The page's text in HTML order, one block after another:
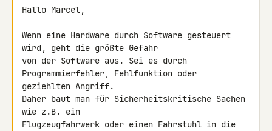
Hallo Marcel,
Wenn eine Hardware durch Software gesteuert
wird, geht die größte Gefahr
von der Software aus. Sei es durch
Programmierfehler, Fehlfunktion oder
geziehlten Angriff.
Daher baut man für Sicherheitskritische Sachen
wie z.B. ein
Flugzeugfahrwerk oder einen Fahrstuhl in die